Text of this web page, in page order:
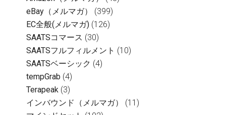
eBay（メルマガ）
(399)
EC全般(メルマガ) (126)
SAATSコマース (30)
SAATSフルフィルメント (10)
SAATSベーシック (4)
tempGrab (4)
Terapeak (3)
インバウンド（メルマガ）
(11)